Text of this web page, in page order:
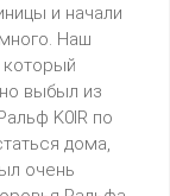
и начали
Наш
который
выбыл из
K0IR по
дома,
очень